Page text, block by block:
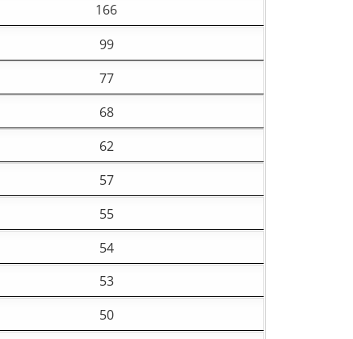
166
99
77
68
62
57
55
54
53
50